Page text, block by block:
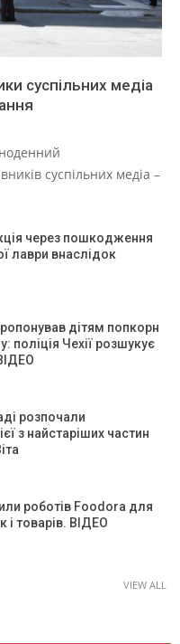
суспільних медіа
суспільних медіа –
через пошкодження
лаври внаслідок
дітям попкорн
поліція Чехії розшукує
розпочали
з найстаріших частин
роботів Foodora для
і товарів. ВІДЕО
VIEW ALL